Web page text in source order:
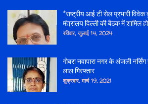
*राष्ट्रीय आई टी सेल प्रभारी विवेक
मंत्रालय दिल्ली की बैठक में शामिल
रविवार, जुलाई 14, 2024
गोबरा नवापारा नगर के अंजली
लाल गिरफ्तार
शुक्रवार, मार्च 19, 2021